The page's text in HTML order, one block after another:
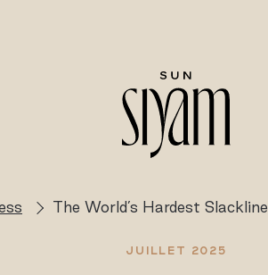
The World’s Hardest Slackline
JUILLET 2025